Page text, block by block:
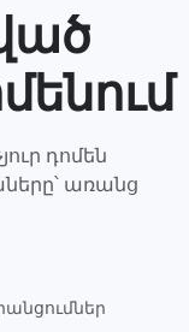
դոմեն
առանց